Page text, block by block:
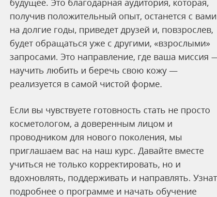
будущее. Это благодарная аудитория, которая,
получив положительный опыт, останется с вами
на долгие годы, приведет друзей и, повзрослев,
будет обращаться уже с другими, «взрослыми»
запросами. Это направление, где ваша миссия
научить любить и беречь свою кожу —
реализуется в самой чистой форме.
Если вы чувствуете готовность стать не просто
косметологом, а доверенным лицом и
проводником для нового поколения, мы
приглашаем вас на наш курс. Давайте вместе
учиться не только корректировать, но и
вдохновлять, поддерживать и направлять.
подробнее о программе и начать обучение